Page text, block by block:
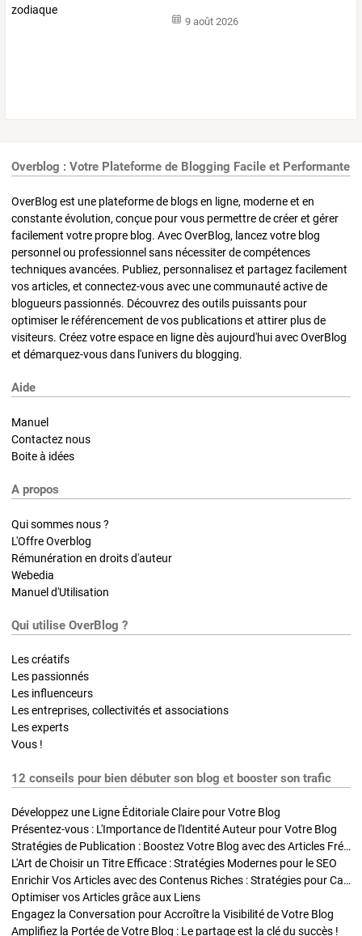
9 août 2026
Overblog : Votre Plateforme de Blogging Facile et Performante
OverBlog est une plateforme de blogs en ligne, moderne et en
constante évolution, conçue pour vous permettre de créer et gérer
facilement votre propre blog. Avec OverBlog, lancez votre blog
personnel ou professionnel sans nécessiter de compétences
techniques avancées. Publiez, personnalisez et partagez facilement
vos articles, et connectez-vous avec une communauté active de
blogueurs passionnés. Découvrez des outils puissants pour
optimiser le référencement de vos publications et attirer plus de
visiteurs. Créez votre espace en ligne dès aujourd'hui avec OverBlog
et démarquez-vous dans l'univers du blogging.
Aide
Manuel
Contactez nous
Boite à idées
A propos
Qui sommes nous ?
L'Offre Overblog
Rémunération en droits d'auteur
Webedia
Manuel d'Utilisation
Qui utilise OverBlog ?
Les créatifs
Les passionnés
Les influenceurs
Les entreprises, collectivités et associations
Les experts
Vous !
12 conseils pour bien débuter son blog et booster son trafic
Développez une Ligne Éditoriale Claire pour Votre Blog
Présentez-vous : L'Importance de l'Identité Auteur pour Votre Blog
Stratégies de Publication : Boostez Votre Blog avec des Articles Fréquents et Exclusifs
L'Art de Choisir un Titre Efficace : Stratégies Modernes pour le SEO
Enrichir Vos Articles avec des Contenus Riches : Stratégies pour Captiver et Optimiser
Optimiser vos Articles grâce aux Liens
Engagez la Conversation pour Accroître la Visibilité de Votre Blog
Amplifiez la Portée de Votre Blog : Le partage est la clé du succès !